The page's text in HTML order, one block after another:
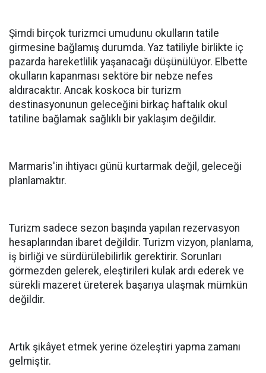
Şimdi birçok turizmci umudunu okulların tatile
girmesine bağlamış durumda. Yaz tatiliyle birlikte iç
pazarda hareketlilik yaşanacağı düşünülüyor. Elbette
okulların kapanması sektöre bir nebze nefes
aldıracaktır. Ancak koskoca bir turizm
destinasyonunun geleceğini birkaç haftalık okul
tatiline bağlamak sağlıklı bir yaklaşım değildir.
Marmaris'in ihtiyacı günü kurtarmak değil, geleceği
planlamaktır.
Turizm sadece sezon başında yapılan rezervasyon
hesaplarından ibaret değildir. Turizm vizyon, planlama,
iş birliği ve sürdürülebilirlik gerektirir. Sorunları
görmezden gelerek, eleştirileri kulak ardı ederek ve
sürekli mazeret üreterek başarıya ulaşmak mümkün
değildir.
Artık şikâyet etmek yerine özeleştiri yapma zamanı
gelmiştir.